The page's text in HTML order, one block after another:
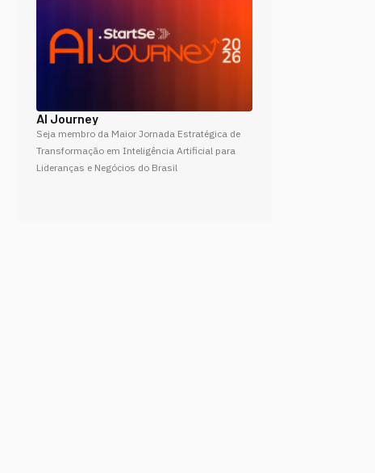
AI Journey
Seja membro da Maior Jornada Estratégica de
Transformação em Inteligência Artificial para
Lideranças e Negócios do Brasil